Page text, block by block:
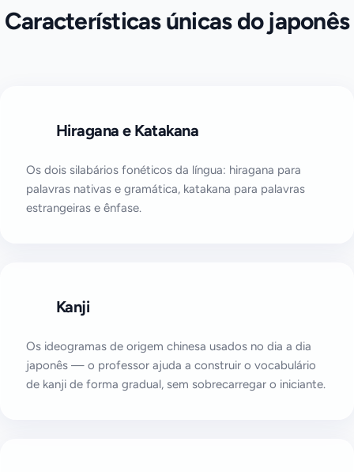
Características únicas do japonês
Hiragana e Katakana
Os dois silabários fonéticos da língua: hiragana para
palavras nativas e gramática, katakana para palavras
estrangeiras e ênfase.
Kanji
Os ideogramas de origem chinesa usados no dia a dia
japonês — o professor ajuda a construir o vocabulário
de kanji de forma gradual, sem sobrecarregar o iniciante.